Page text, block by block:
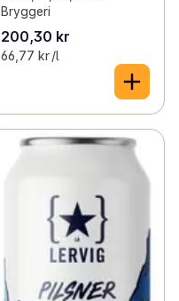
Bryggeri
200,30 kr
66,77 kr /l